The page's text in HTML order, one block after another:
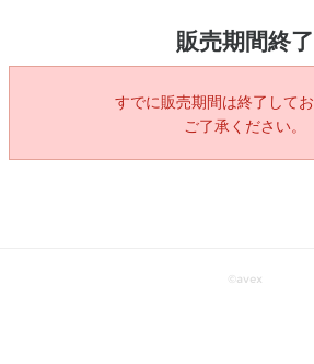
販売期間終了
すでに販売期間は終了してお
ご了承ください。
© avex